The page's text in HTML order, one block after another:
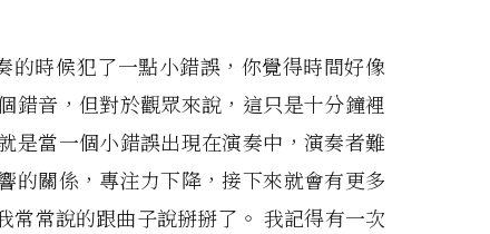
時候犯了一點小錯誤，你覺得時間好像
錯音，但對於觀眾來說，這只是十分鐘裡
是當一個小錯誤出現在演奏中，演奏者難
的關係，專注力下降，接下來就會有更多
常常說的跟曲子說掰掰了。 我記得有一次